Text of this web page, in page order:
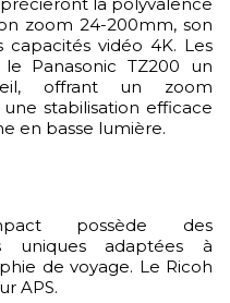
zoom 24-200mm, son
capacités vidéo 4K. Les
Panasonic TZ200 un
offrant un zoom
stabilisation efficace
en basse lumière.
uniques adaptées à
de voyage. Le Ricoh
APS.